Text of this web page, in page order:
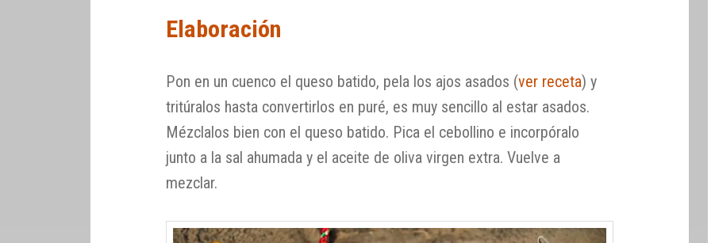
Elaboración
Pon en un cuenco el queso batido, pela los ajos asados (ver receta) y
tritúralos hasta convertirlos en puré, es muy sencillo al estar asados.
Mézclalos bien con el queso batido. Pica el cebollino e incorpóralo
junto a la sal ahumada y el aceite de oliva virgen extra. Vuelve a
mezclar.